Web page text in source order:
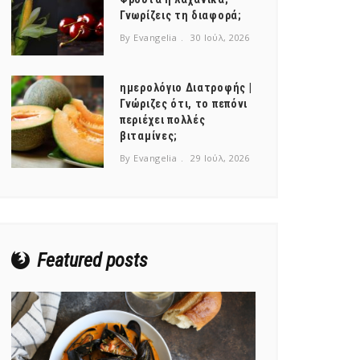
Γνωρίζεις τη διαφορά;
By Evangelia 30 Ιούλ, 2026
ημερολόγιο Διατροφής |
Γνώριζες ότι, το πεπόνι
περιέχει πολλές
βιταμίνες;
By Evangelia 29 Ιούλ, 2026
Featured posts